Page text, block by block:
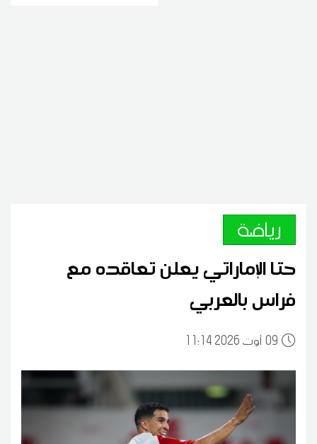
رياضة
حتا الإماراتي يعلن تعاقده مع
فراس بالعربي
0911:14 2026 أوت